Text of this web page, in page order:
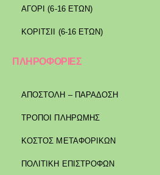
ΑΓΟΡΙ (6-16 ΕΤΩΝ)
ΚΟΡΙΤΣΙΙ (6-16 ΕΤΩΝ)
ΠΛΗΡΟΦΟΡΙΕΣ
ΑΠΟΣΤΟΛΉ – ΠΑΡΆΔΟΣΗ
ΤΡΌΠΟΙ ΠΛΗΡΩΜΉΣ
ΚΌΣΤΟΣ ΜΕΤΑΦΟΡΙΚΏΝ
ΠΟΛΙΤΙΚΉ ΕΠΙΣΤΡΟΦΏΝ